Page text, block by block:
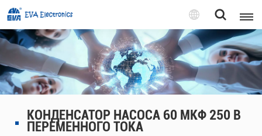
Pусский
English
Pусский
Tiếng việt
КОНДЕНСАТОР НАСОСА 60 МКФ 250 В
ПЕРЕМЕННОГО ТОКА